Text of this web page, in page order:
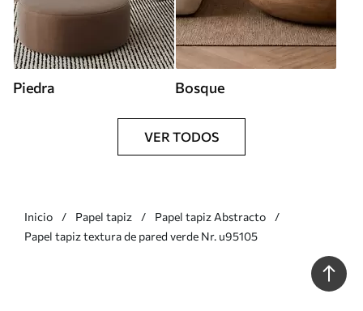
Piedra Bosque
VER TODOS
Inicio Papel tapiz
Papel tapiz Abstracto
Papel tapiz textura de pared verde Nr. u95105